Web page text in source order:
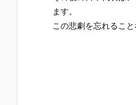
ます。
この悲劇を忘れるこ